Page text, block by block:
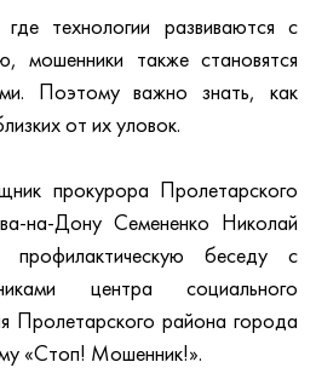
технологии развиваются с
мошенники также становятся
Поэтому важно знать, как
от их уловок.
прокурора Пролетарского
на-Дону Семененко Николай
профилактическую беседу с
центра социального
Пролетарского района города
«Стоп! Мошенник!».